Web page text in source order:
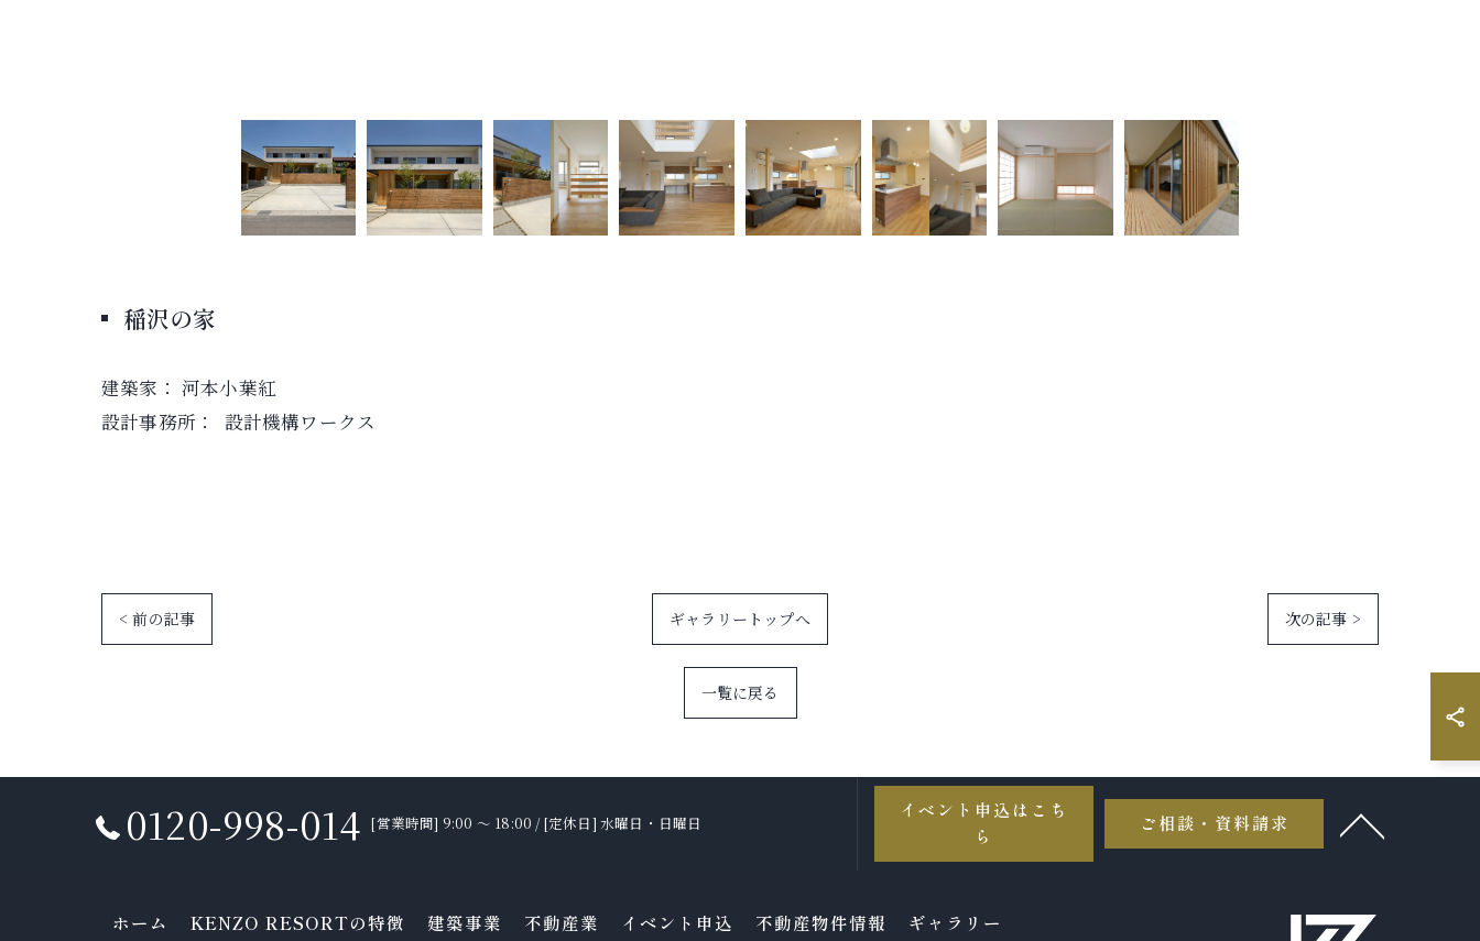
稲沢の家
建築家： 河本小葉紅
設計事務所： 設計機構ワークス
< 前の記事 ギャラリートップへ 次の記事 >
一覧に戻る
0120-998-014 [営業時間] 9:00 〜 18:00 / [定休日] 水曜日・日曜日
イベント申込はこち
ら
ご相談・資料請求
ホーム KENZO RESORTの特徴 建築事業 不動産業 イベント申込 不動産物件情報 ギャラリー